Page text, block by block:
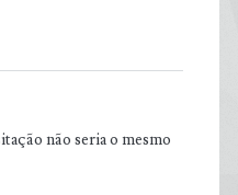
não seria o mesmo